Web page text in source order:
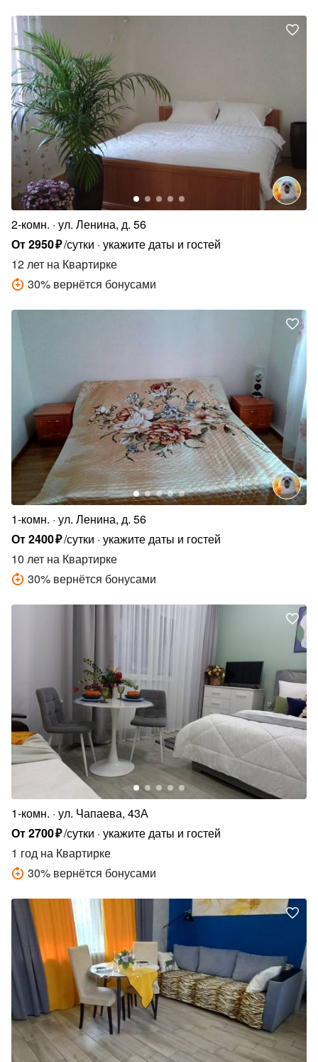
2-комн. ул. Ленина, д. 56
От2950₽/сутки укажите даты и гостей
12 лет на Квартирке
30% вернётся бонусами
1-комн. ул. Ленина, д. 56
От2400₽/сутки укажите даты и гостей
10 лет на Квартирке
30% вернётся бонусами
1-комн. ул. Чапаева, 43А
От2700₽/сутки укажите даты и гостей
1 год на Квартирке
30% вернётся бонусами